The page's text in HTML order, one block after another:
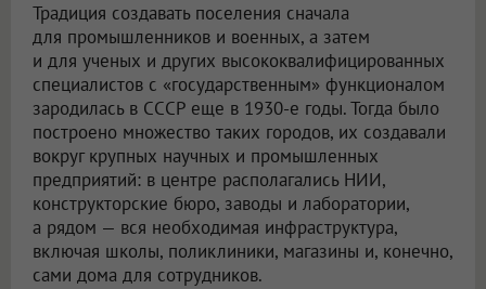
Традиция создавать поселения сначала
для промышленников и военных, а затем
и для ученых и других высококвалифицированных
специалистов с «государственным» функционалом
зародилась в СССР еще в 1930-е годы. Тогда было
построено множество таких городов, их создавали
вокруг крупных научных и промышленных
предприятий: в центре располагались НИИ,
конструкторские бюро, заводы и лаборатории,
а рядом — вся необходимая инфраструктура,
включая школы, поликлиники, магазины и, конечно,
сами дома для сотрудников.